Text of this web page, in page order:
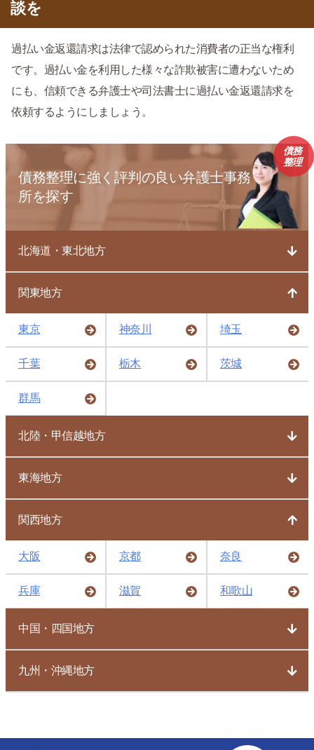
談を
過払い金返還請求は法律で認められた消費者の正当な権利
です。過払い金を利用した様々な詐欺被害に遭わないため
にも、信頼できる弁護士や司法書士に過払い金返還請求を
依頼するようにしましょう。
債務整理に強く評判の良い弁護士事務
所を探す
債務
整理
北海道・東北地方
関東地方
東京 神奈川 埼玉
千葉 栃木 茨城
群馬
北陸・甲信越地方
東海地方
関西地方
大阪 京都 奈良
兵庫 滋賀 和歌山
中国・四国地方
九州・沖縄地方